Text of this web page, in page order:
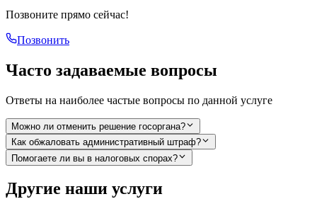
Позвоните прямо сейчас!
Позвонить
Часто задаваемые вопросы
Ответы на наиболее частые вопросы по данной услуге
Можно ли отменить решение госоргана?
Как обжаловать административный штраф?
Помогаете ли вы в налоговых спорах?
Другие наши услуги